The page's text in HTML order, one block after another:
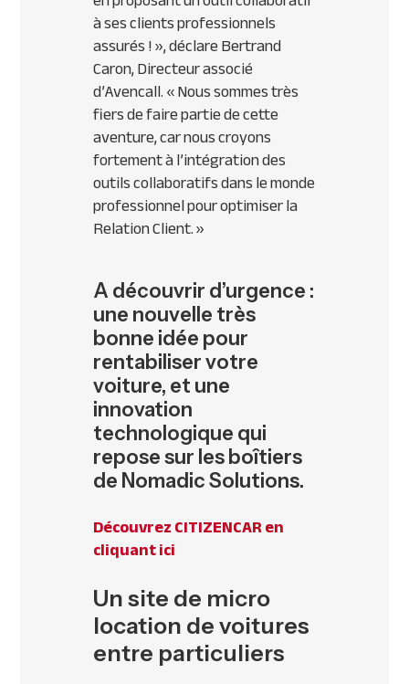
à ses clients professionnels
assurés ! »,déclare Bertrand
Caron, Directeur associé
d’Avencall.« Nous sommes très
fiers de faire partie de cette
aventure, car nous croyons
fortement à l’intégration des
outils collaboratifs dans le monde
professionnel pour optimiser la
Relation Client. »
A découvrir d’urgence :
une nouvelle très
bonne idée pour
rentabiliser votre
voiture, et une
innovation
technologique qui
repose sur les boîtiers
de Nomadic Solutions.
DécouvrezCITIZENCARen
cliquant ici
Un site de micro
location de voitures
entre particuliers